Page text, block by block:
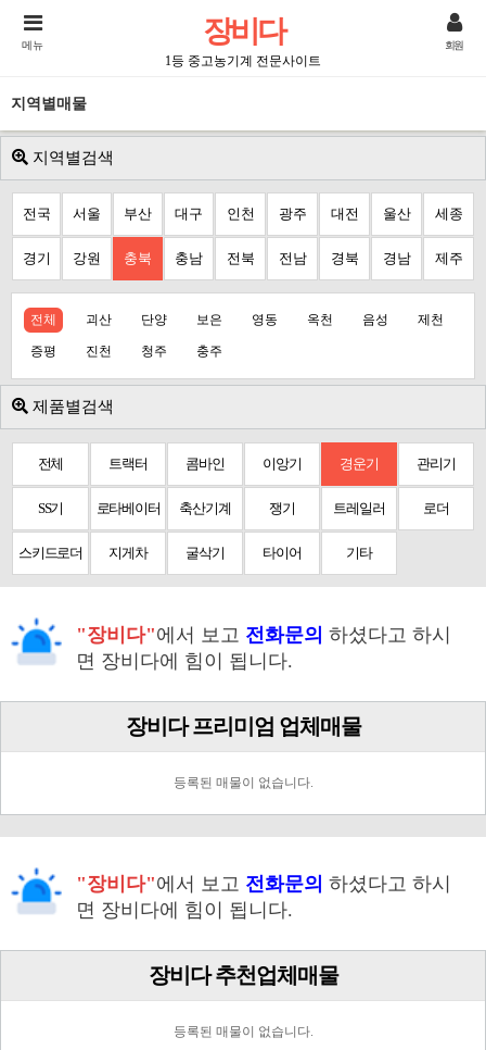
장비다
1등 중고농기계 전문사이트
메뉴 회원
지역별매물
지역별검색
전국 서울 부산 대구 인천 광주 대전 울산 세종
경기 강원 충북 충남 전북 전남 경북 경남 제주
전체 괴산 단양 보은 영동 옥천 음성 제천
증평 진천 청주 충주
제품별검색
전체 트랙터 콤바인 이앙기 경운기 관리기
SS기 로타베이터 축산기계 쟁기 트레일러 로더
스키드로더 지게차 굴삭기 타이어 기타
"장비다"에서 보고 전화문의 하셨다고 하시
면 장비다에 힘이 됩니다.
장비다 프리미엄 업체매물
등록된 매물이 없습니다.
"장비다"에서 보고 전화문의 하셨다고 하시
면 장비다에 힘이 됩니다.
장비다 추천업체매물
등록된 매물이 없습니다.